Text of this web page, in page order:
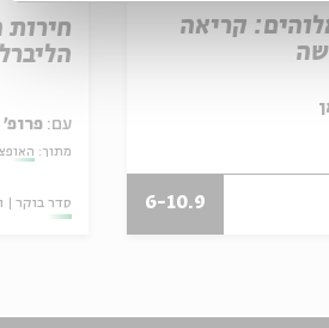
קריאה
6-10.9
עם: פרופ'
מתוך:
סדר בוקר